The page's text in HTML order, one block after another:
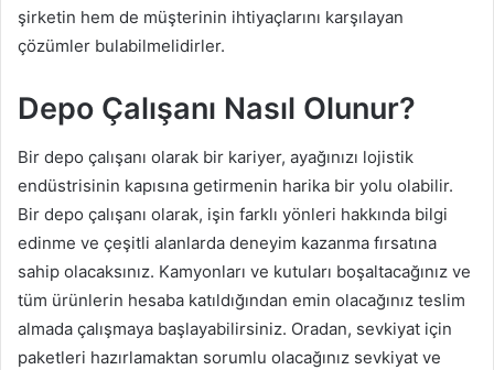
şirketin hem de müşterinin ihtiyaçlarını karşılayan
çözümler bulabilmelidirler.
Depo Çalışanı Nasıl Olunur?
Bir depo çalışanı olarak bir kariyer, ayağınızı lojistik
endüstrisinin kapısına getirmenin harika bir yolu olabilir.
Bir depo çalışanı olarak, işin farklı yönleri hakkında bilgi
edinme ve çeşitli alanlarda deneyim kazanma fırsatına
sahip olacaksınız. Kamyonları ve kutuları boşaltacağınız ve
tüm ürünlerin hesaba katıldığından emin olacağınız teslim
almada çalışmaya başlayabilirsiniz. Oradan, sevkiyat için
paketleri hazırlamaktan sorumlu olacağınız sevkiyat ve